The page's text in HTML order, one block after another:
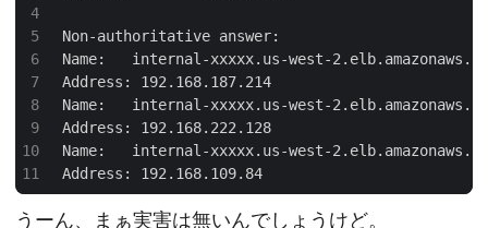
4
5
6
7
8
9
10
うーん、まぁ実害は無いんでしょうけど。